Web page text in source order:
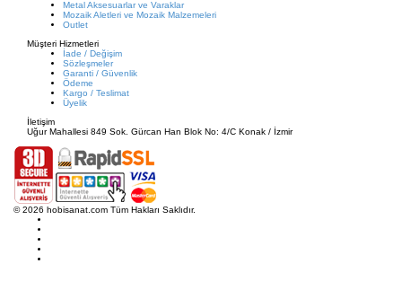
Metal Aksesuarlar ve Varaklar
Mozaik Aletleri ve Mozaik Malzemeleri
Outlet
Müşteri Hizmetleri
İade / Değişim
Sözleşmeler
Garanti / Güvenlik
Ödeme
Kargo / Teslimat
Üyelik
İletişim
Uğur Mahallesi 849 Sok. Gürcan Han Blok No: 4/C Konak / İzmir
© 2026 hobisanat.com Tüm Hakları Saklıdır.